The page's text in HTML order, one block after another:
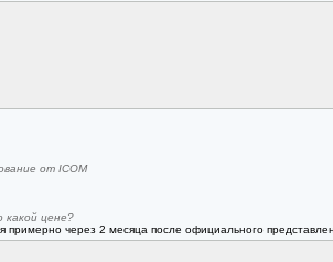
от ICOM
какой цене?
через 2 месяца после официального